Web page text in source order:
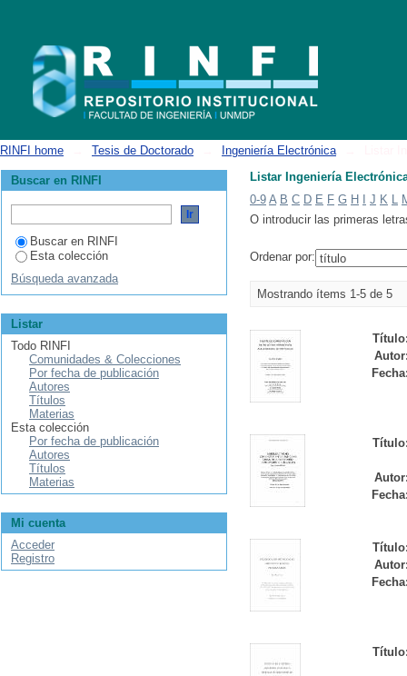
RINFI home Tesis de Doctorado Ingeniería Electrónica
Listar Ingeniería
0-9 A B C D E F G H J K L
O introducir las primeras
Ordenar por:
Mostrando ítems 1-5 de 5
Buscar en RINFI
Buscar en RINFI
Esta colección
Búsqueda avanzada
Listar
Todo RINFI
Comunidades & Colecciones
Por fecha de publicación
Autores
Títulos
Materias
Esta colección
Por fecha de publicación
Autores
Títulos
Materias
Mi cuenta
Acceder
Registro